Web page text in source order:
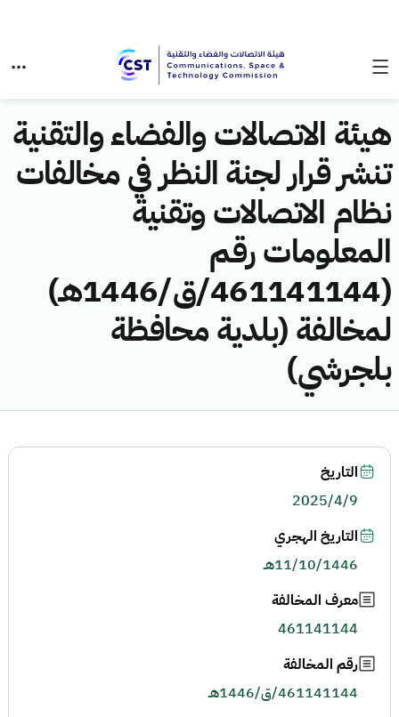
هيئة الاتصالات والفضاء والتقنية
تنشر قرار لجنة النظر في مخالفات
نظام الاتصالات وتقنية
المعلومات رقم
(461141144/ق/1446هـ)
لمخالفة (بلدية محافظة
بلجرشي)
التاريخ
2025/4/9
التاريخ الهجري
11/10/1446هـ
معرف المخالفة
461141144
رقم المخالفة
461141144/ق/1446هـ